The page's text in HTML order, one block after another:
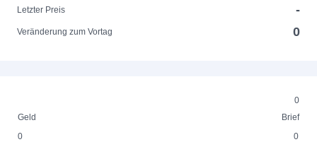
Letzter Preis
-
Veränderung zum Vortag 0
0
Geld
Brief
0
0